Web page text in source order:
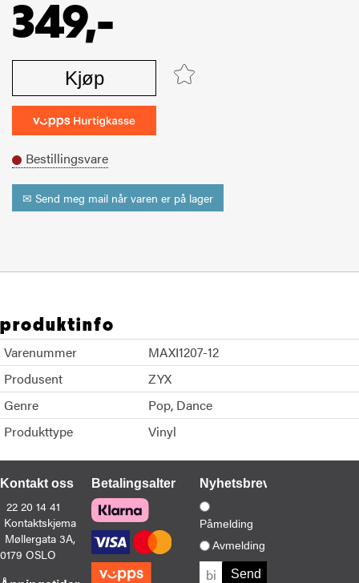
349,-
Kjøp
Bestillingsvare
✉ Send meg mail når varen er på lager
produktinfo
Varenummer
MAXI1207-12
Produsent
ZYX
Genre
Pop Dance
Produkttype
Vinyl
Kontakt oss
22 20 14 41
Kontaktskjema
Møllergata 3A,
0179 OSLO
BetalingsalternativerNyhetsbrev
Påmelding
Avmelding